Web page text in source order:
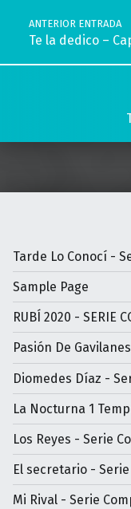
ANTERIOR ENTRADA
Te la dedico –
Tarde Lo Conocí -
Sample Page
RUBÍ 2020 - SERIE
Pasión De
Diomedes Díaz -
La Nocturna 1
Los Reyes - Serie
El secretario -
Mi Rival - Serie